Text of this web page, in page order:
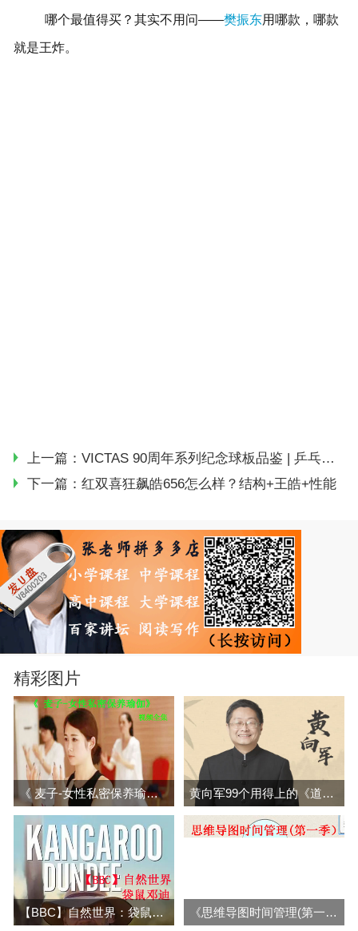
哪个最值得买？其实不用问——樊振东用哪款，哪款
就是王炸。
上一篇： VICTAS 90周年系列纪念球板品鉴 | 乒乓装备
下一篇： 红双喜狂飙皓656怎么样？结构+王皓+性能
精彩图片
《 麦子-女性私密保养瑜伽》视频全集百度网盘百度下载 黄向军99个用得上的《道德经》智慧
【BBC】自然世界：袋鼠邓迪百度云百度网盘下载 《思维导图时间管理(第一季）》视频全集百度网盘百度云下载